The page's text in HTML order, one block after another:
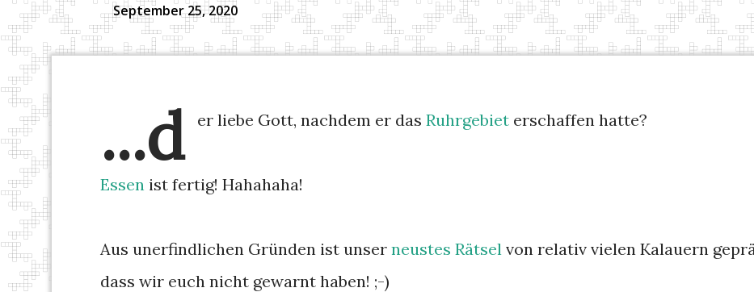
September 25, 2020
...d er liebe Gott, nachdem er das Ruhrgebiet erschaffen hatte?
Essen ist fertig! Hahahaha!
Aus unerfindlichen Gründen ist unser neustes Rätsel von relativ vielen Kalauern
dass wir euch nicht gewarnt haben! ;-)